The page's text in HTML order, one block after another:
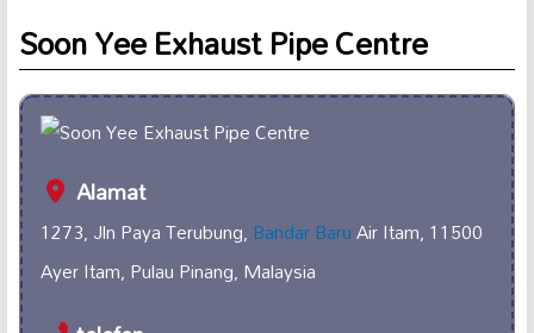
Soon Yee Exhaust Pipe Centre
Alamat
1273, Jln Paya Terubung,Bandar BaruAir Itam, 11500
Ayer Itam, Pulau Pinang, Malaysia